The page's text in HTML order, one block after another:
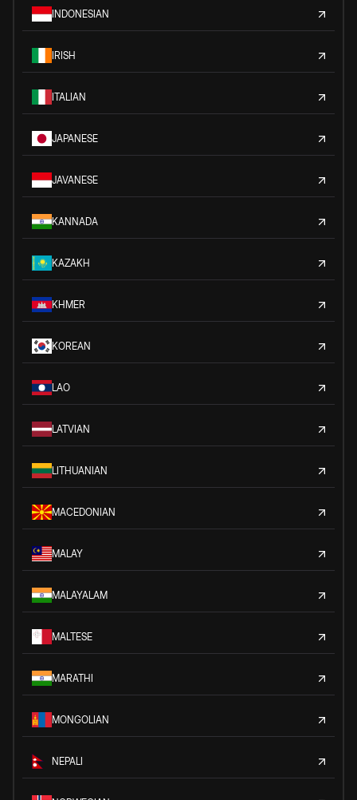
INDONESIAN
IRISH
ITALIAN
JAPANESE
JAVANESE
KANNADA
KAZAKH
KHMER
KOREAN
LAO
LATVIAN
LITHUANIAN
MACEDONIAN
MALAY
MALAYALAM
MALTESE
MARATHI
MONGOLIAN
NEPALI